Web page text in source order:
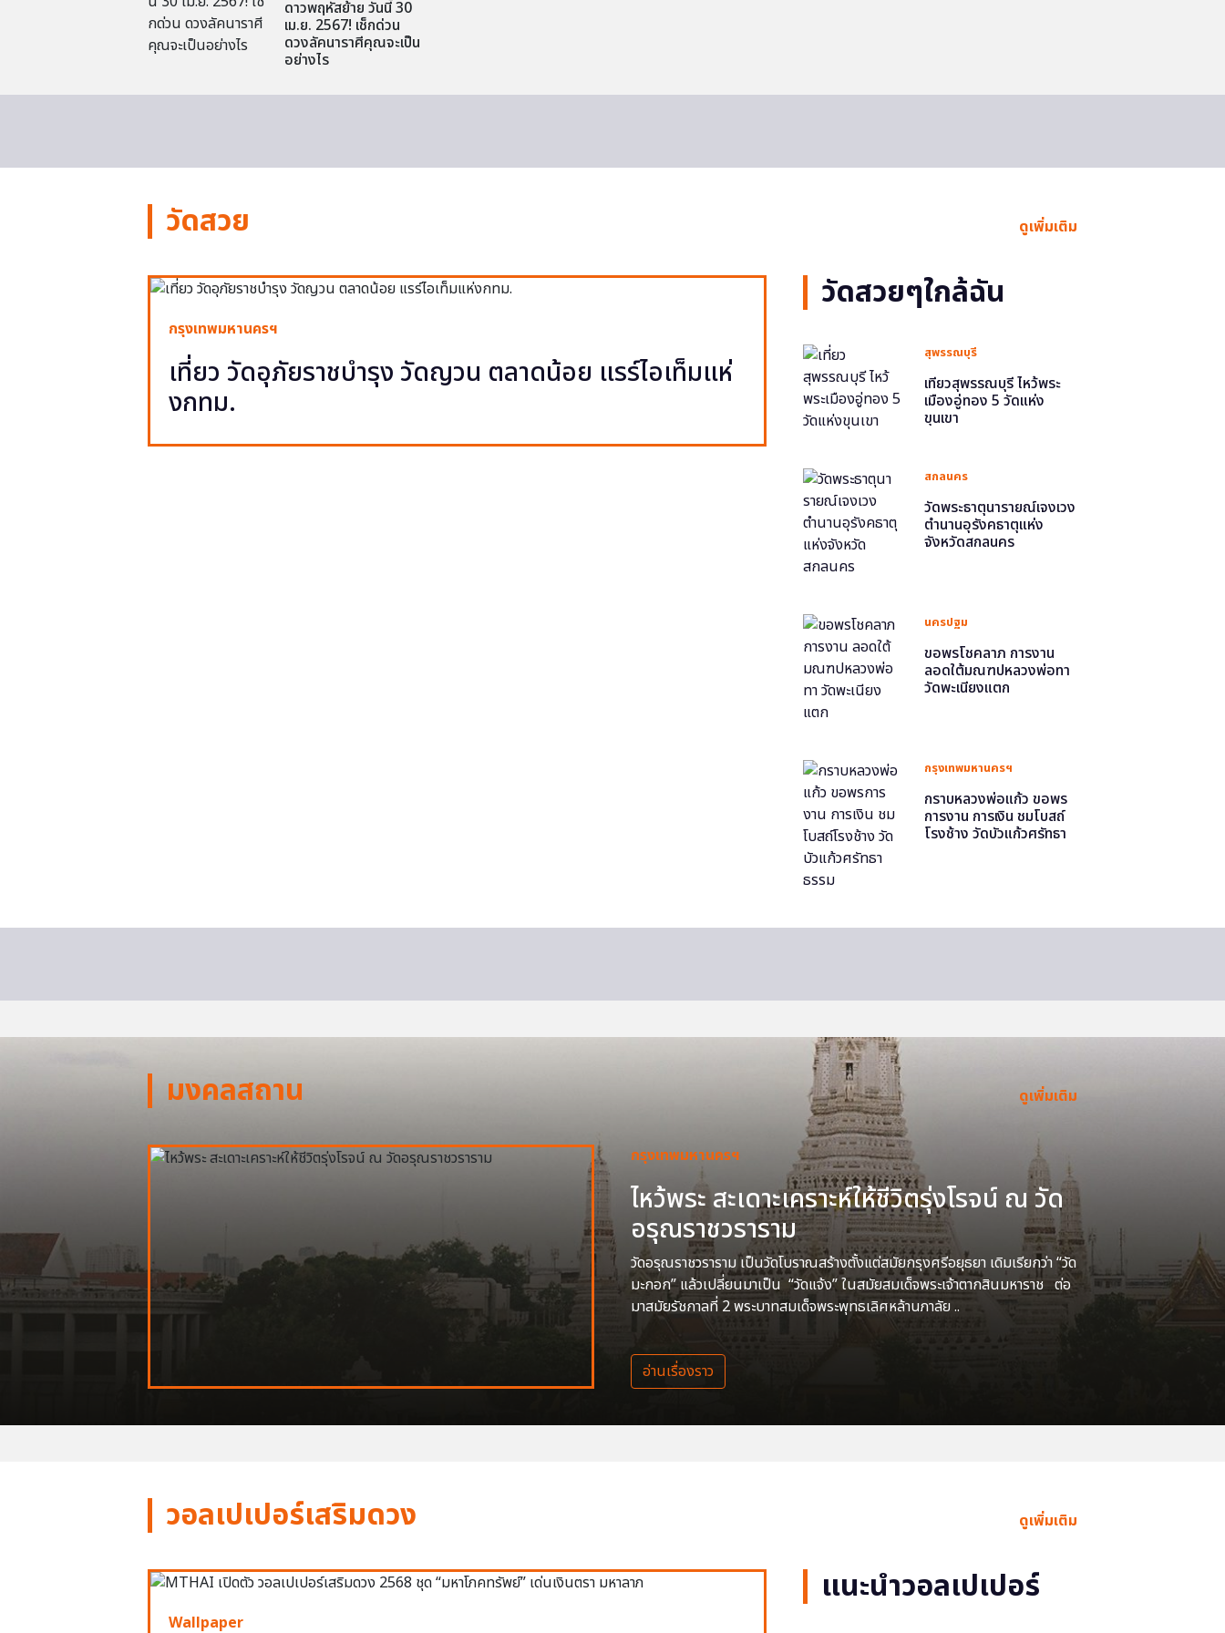
ดาวพฤหัสย้าย วันนี้ 30
เม.ย. 2567! เช็กด่วน
ดวงลัคนาราศีคุณจะเป็น
อย่างไร
วัดสวย ดูเพิ่มเติม
กรุงเทพมหานครฯ
เที่ยว วัดอุภัยราชบำรุง วัดญวน ตลาดน้อย แรร์ไอเท็มแห่
งกทม.
วัดสวยๆใกล้ฉัน
สุพรรณบุรี
เที่ยวสุพรรณบุรี ไหว้พระ
เมืองอู่ทอง 5 วัดแห่ง
ขุนเขา
สกลนคร
วัดพระธาตุนารายณ์เจงเวง
ตำนานอุรังคธาตุแห่ง
จังหวัดสกลนคร
นครปฐม
ขอพรโชคลาภ การงาน
ลอดใต้มณฑปหลวงพ่อทา
วัดพะเนียงแตก
กรุงเทพมหานครฯ
กราบหลวงพ่อแก้ว ขอพร
การงาน การเงิน ชมโบสถ์
โรงช้าง วัดบัวแก้วศรัทธา
มงคลสถาน ดูเพิ่มเติม
กรุงเทพมหานครฯ
ไหว้พระ สะเดาะเคราะห์ให้ชีวิตรุ่งโรจน์ ณ วัด
อรุณราชวราราม
วัดอรุณราชวราราม เป็นวัดโบราณสร้างตั้งแต่สมัยกรุงศรีอยุธยา เดิมเรียกว่า “วัด
มะกอก” แล้วเปลี่ยนมาเป็น “วัดแจ้ง” ในสมัยสมเด็จพระเจ้าตากสินมหาราช ต่อ
มาสมัยรัชกาลที่ 2 พระบาทสมเด็จพระพุทธเลิศหล้านภาลัย ..
อ่านเรื่องราว
วอลเปเปอร์เสริมดวง ดูเพิ่มเติม
Wallpaper
แนะนำวอลเปเปอร์